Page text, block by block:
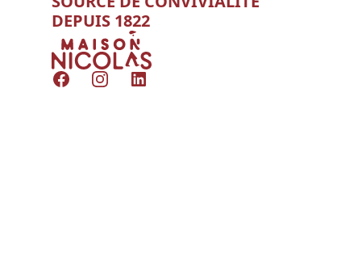
DEPUIS 1822
Nicolas
FacebookInstagramLinkedIn